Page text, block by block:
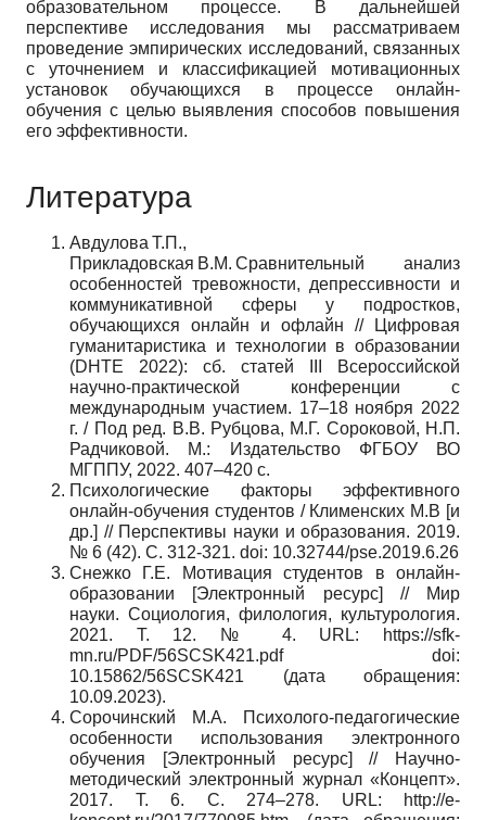
образовательном процессе. В дальнейшей
перспективе исследования мы рассматриваем
проведение эмпирических исследований, связанных
с уточнением и классификацией мотивационных
установок обучающихся в процессе онлайн-
обучения с целью выявления способов повышения
его эффективности.
Литература
Авдулова Т.П.,
Прикладовская В.М. Сравнительный анализ
особенностей тревожности, депрессивности и
коммуникативной сферы у подростков,
обучающихся онлайн и офлайн // Цифровая
гуманитаристика и технологии в образовании
(DHTE 2022): сб. статей III Всероссийской
научно-практической конференции с
международным участием. 17–18 ноября 2022
г. / Под ред. В.В. Рубцова, М.Г. Сороковой, Н.П.
Радчиковой. М.: Издательство ФГБОУ ВО
МГППУ, 2022. 407–420 с.
Психологические факторы эффективного
онлайн-обучения студентов / Клименских М.В [и
др.] // Перспективы науки и образования. 2019.
№ 6 (42). С. 312-321. doi: 10.32744/pse.2019.6.26
Снежко Г.Е. Мотивация студентов в онлайн-
образовании [Электронный ресурс] // Мир
науки. Социология, филология, культурология.
2021. Т. 12. № 4. URL: https://sfk-
mn.ru/PDF/56SCSK421.pdf doi:
10.15862/56SCSK421 (дата обращения:
10.09.2023).
Сорочинский М.А. Психолого-педагогические
особенности использования электронного
обучения [Электронный ресурс] // Научно-
методический электронный журнал «Концепт».
2017. Т. 6. С. 274–278. URL: http://e-